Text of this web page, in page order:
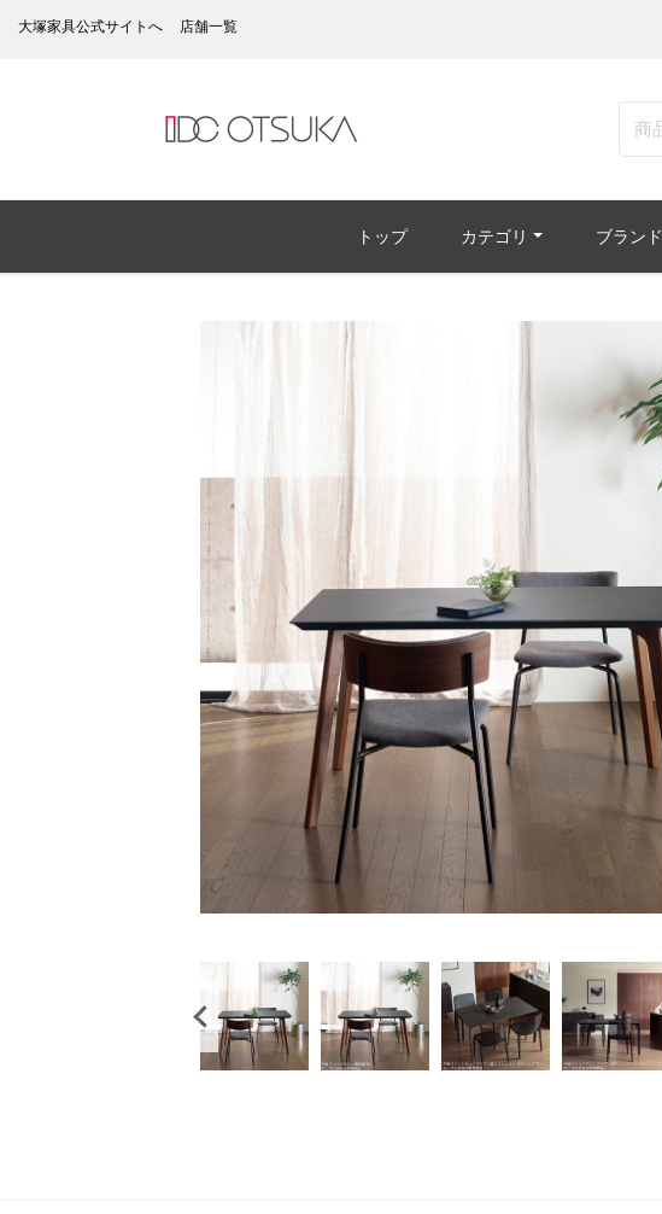
大塚家具公式サイトへ 店舗一覧
トップ カテゴリ ブランド